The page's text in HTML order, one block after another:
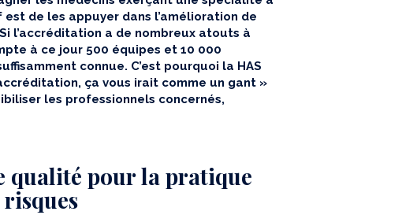
de les appuyer dans l’amélioration de
l’accréditation a de nombreux atouts à
à ce jour 500 équipes et 10 000
connue. C’est pourquoi la HAS
ça vous irait comme un gant »
les professionnels concernés,
qualité pour la pratique